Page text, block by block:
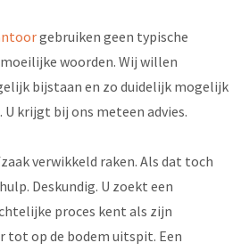
gebruiken geen typische
woorden. Wij willen
bijstaan en zo duidelijk mogelijk
krijgt bij ons meteen advies.
verwikkeld raken. Als dat toch
Deskundig. U zoekt een
proces kent als zijn
tot op de bodem uitspit. Een